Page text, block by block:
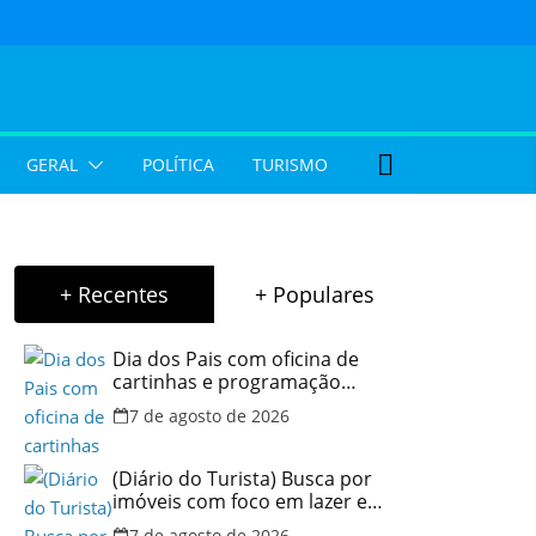
GERAL POLÍTICA TURISMO
+ Recentes + Populares
Dia dos Pais com oficina de
cartinhas e programação
musical gratuita em Aparecida
de Goiânia
7 de agosto de 2026
(Diário do Turista) Busca por
imóveis com foco em lazer e
locação por temporada cresce